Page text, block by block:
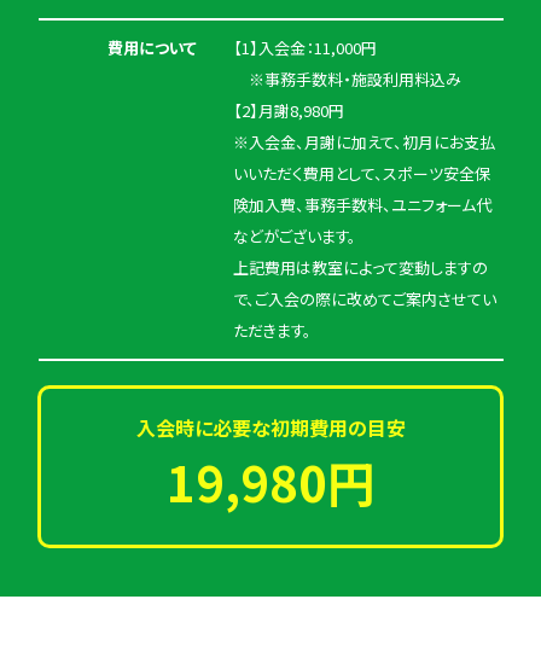
費用について
【1】入会金：11,000円
※事務手数料・施設利用料込み
【2】月謝8,980円
※入会金、月謝に加えて、初月にお支払
いいただく費用として、スポーツ安全保
険加入費、事務手数料、ユニフォーム代
などがございます。
上記費用は教室によって変動しますの
で、ご入会の際に改めてご案内させてい
ただきます。
入会時に必要な初期費用の目安
19,980円